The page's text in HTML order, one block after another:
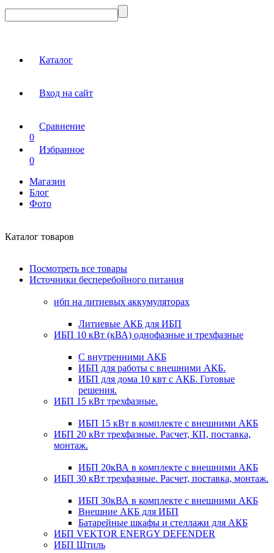
Каталог
Вход на сайт
Сравнение
0
Избранное
0
Магазин
Блог
Фото
Каталог товаров
Посмотреть все товары
Источники бесперебойного питания
ибп на литиевых аккумуляторах
Литиевые АКБ для ИБП
ИБП 10 кВт (кВА) однофазные и трехфазные
С внутренними АКБ
ИБП для работы с внешними АКБ.
ИБП для дома 10 квт с АКБ. Готовые
решения.
ИБП 15 кВт трехфазные.
ИБП 15 кВт в комплекте с внешними АКБ
ИБП 20 кВт трехфазные. Расчет, КП, поставка,
монтаж.
ИБП 20кВА в комплекте с внешними АКБ
ИБП 30 кВт трехфазные. Расчет, поставка, монтаж.
ИБП 30кВА в комплекте с внешними АКБ
Внешние АКБ для ИБП
Батарейные шкафы и стеллажи для АКБ
ИБП VEKTOR ENERGY DEFENDER
ИБП Штиль